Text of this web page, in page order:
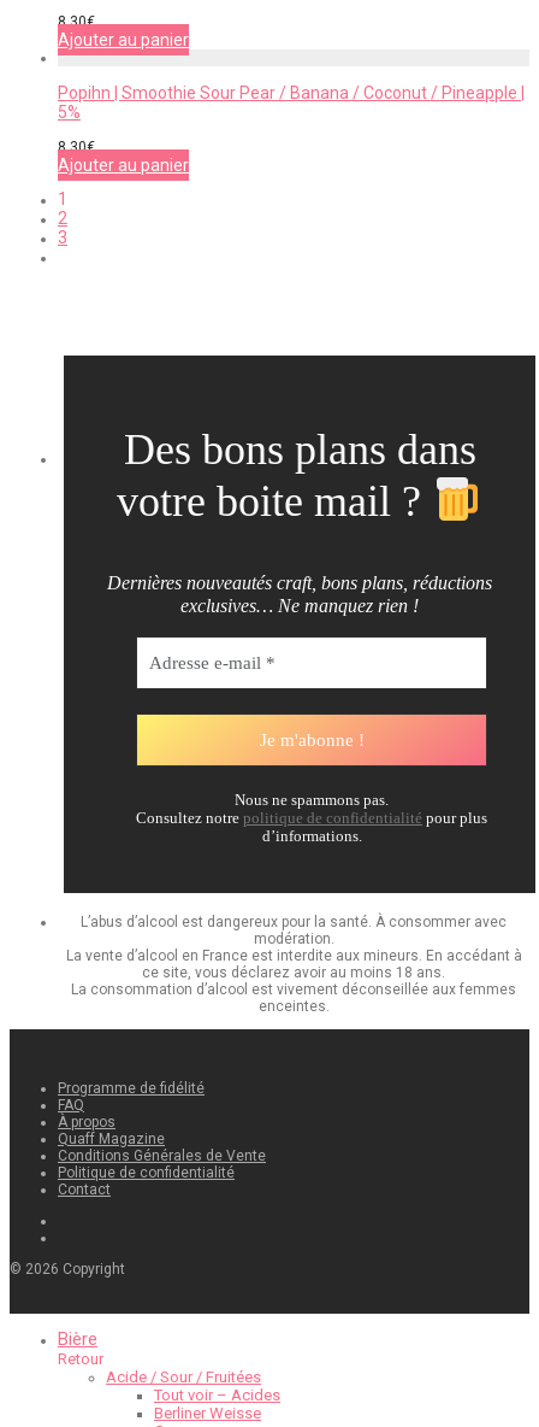
8,30€
Ajouter au panier
Popihn | Smoothie Sour Pear / Banana / Coconut / Pineapple |
5%
8,30€
Ajouter au panier
1
2
3
Des bons plans dans
votre boite mail ?
Dernières nouveautés craft, bons plans, réductions
exclusives… Ne manquez rien !
Nous ne spammons pas.
Consultez notre politique de confidentialité pour plus
d’informations.
L’abus d’alcool est dangereux pour la santé. À consommer avec
modération.
La vente d’alcool en France est interdite aux mineurs. En accédant à
ce site, vous déclarez avoir au moins 18 ans.
La consommation d’alcool est vivement déconseillée aux femmes
enceintes.
Programme de fidélité
FAQ
À propos
Quaff Magazine
Conditions Générales de Vente
Politique de confidentialité
Contact
© 2026 Copyright
Bière
Retour
Acide / Sour / Fruitées
Tout voir – Acides
Berliner Weisse